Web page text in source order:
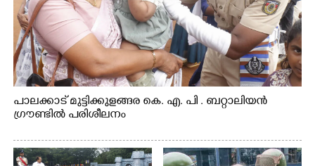
പാലക്കാട് മുട്ടിക്കുളങ്ങര കെ. എ. പി . ബറ്റാലിയൻ
ഗ്രൗണ്ടിൽ പരിശീലനം